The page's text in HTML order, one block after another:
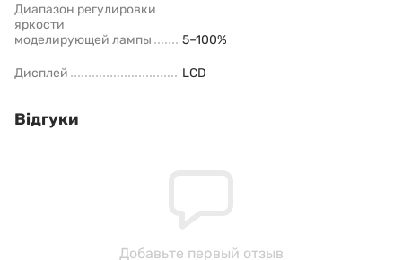
Диапазон регулировки
яркости
моделирующей лампы
5–100%
Дисплей LCD
Відгуки
Добавьте первый отзыв